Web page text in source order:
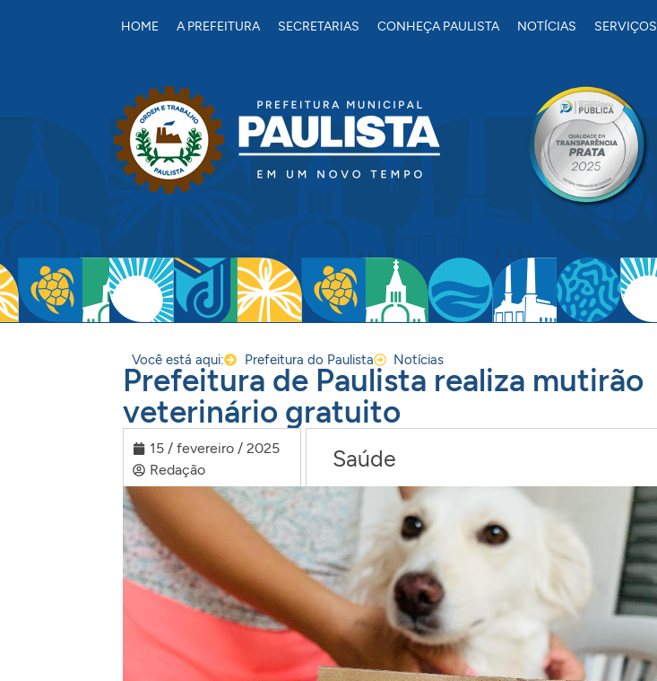
HOME A PREFEITURA SECRETARIAS CONHEÇA PAULISTA NOTÍCIAS SERVIÇOS
Você está aqui: Prefeitura do Paulista Notícias
Prefeitura de Paulista realiza mutirão
veterinário gratuito
15 / fevereiro / 2025
Redação
Saúde